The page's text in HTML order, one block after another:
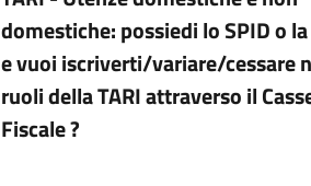
domestiche: possiedi lo SPID o la
e vuoi iscriverti/variare/cessare
ruoli della TARI attraverso il
Fiscale ?